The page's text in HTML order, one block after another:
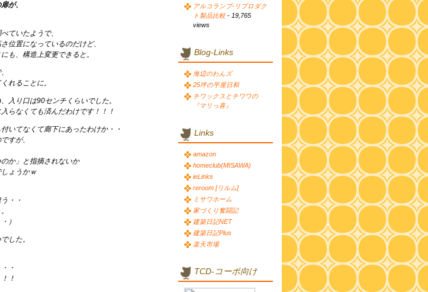
が、
ていたようで、
位置になっているのだけど、
も、構造上変更できると。
れることに。
入り口は90センチくらいでした。
らなくても済んだわけです！！！
いてなくて廊下にあったわけか・・
すが、
か」と指摘されないか
ょうかｗ
・・
）
した。
・
！
アルコランプ-リプロダク
ト製品比較- 19,765
views
Blog-Links
海辺のわんズ
25坪の平屋日和
チワックスとチワワの
『マリっ喜』
Links
amazon
homeclub(MISAWA)
ieLinks
reroom [リルム]
ミサワホーム
家づくり奮闘記
建築日記NET
建築日記Plus
楽天市場
TCD-コーポ向け